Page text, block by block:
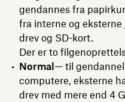
gendannes fra
fra interne og eksterne
drev og SD-kort.
Der er to
Normal— til
computere, eksterne
drev med mere end 4